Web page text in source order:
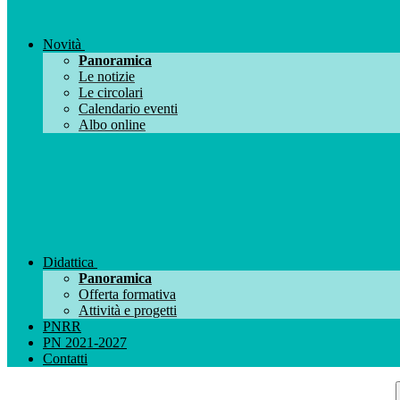
Novità
Panoramica
Le notizie
Le circolari
Calendario eventi
Albo online
Didattica
Panoramica
Offerta formativa
Attività e progetti
PNRR
PN 2021-2027
Contatti